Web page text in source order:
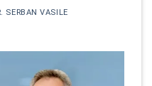
SERBAN VASILE